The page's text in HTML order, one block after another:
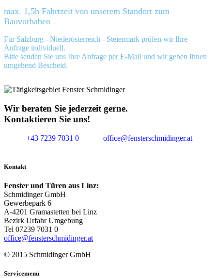
max. 1,5h Fahrtzeit von unserem Standort zum
Bauvorhaben
Für Salzburg - Niederösterreich - Steiermark prüfen wir Ihre
Anfrage individuell.
Bitte senden Sie uns Ihre Anfrage per E-Mail und wir geben Ihnen
umgehend Bescheid.
Wir beraten Sie jederzeit gerne.
Kontaktieren Sie uns!
+43 7239 7031 0 office@fensterschmidinger.at
Kontakt
Fenster und Türen aus Linz:
Schmidinger GmbH
Gewerbepark 6
A-4201 Gramastetten bei Linz
Bezirk Urfahr Umgebung
Tel 07239 7031 0
office@fensterschmidinger.at
© 2015 Schmidinger GmbH
Servicemenü